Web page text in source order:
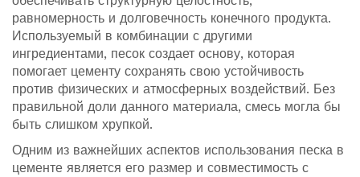
равномерность и долговечность конечного продукта.
Используемый в комбинации с другими
ингредиентами, песок создает основу, которая
помогает цементу сохранять свою устойчивость
против физических и атмосферных воздействий. Без
правильной доли данного материала, смесь могла бы
быть слишком хрупкой.
Одним из важнейших аспектов использования песка в
цементе является его размер и совместимость с